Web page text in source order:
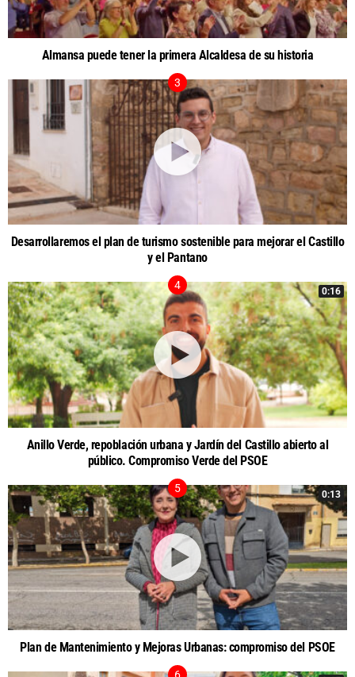
Almansa puede tener la primera Alcaldesa de su historia
Desarrollaremos el plan de turismo sostenible para mejorar el Castillo
y el Pantano
0:16
Anillo Verde, repoblación urbana y Jardín del Castillo abierto al
público. Compromiso Verde del PSOE
0:13
Plan de Mantenimiento y Mejoras Urbanas: compromiso del PSOE